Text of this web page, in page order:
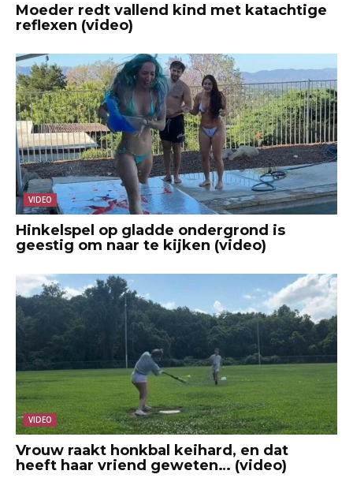
Moeder redt vallend kind met katachtige
reflexen (video)
VIDEO
Hinkelspel op gladde ondergrond is
geestig om naar te kijken (video)
VIDEO
Vrouw raakt honkbal keihard, en dat
heeft haar vriend geweten… (video)